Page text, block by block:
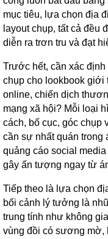
mục tiêu, lựa chọn địa
layout chụp, tất cả đều
diễn ra trơn tru và đạt
Trước hết, cần xác
chụp cho lookbook giới
online, chiến dịch
mạng xã hội? Mỗi loại
cách, bố cục, góc chụp
cần sự nhất quán trong
quảng cáo social
gây ấn tượng ngay từ
Tiếp theo là lựa chọn
bối cảnh lý tưởng là
trung tính như không
vùng đồi có sương mờ,